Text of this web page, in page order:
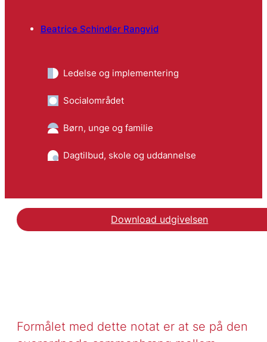
Beatrice Schindler Rangvid
Ledelse og implementering
Socialområdet
Børn, unge og familie
Dagtilbud, skole og uddannelse
Download udgivelsen
Formålet med dette notat er at se på den